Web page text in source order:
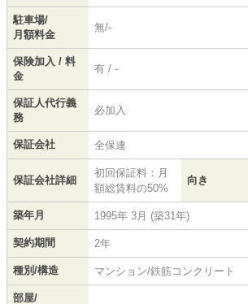
駐車場/
月額料金
無/-
保険加入 / 料
金
有 / -
保証人代行義
務
必加入
保証会社 全保連
保証会社詳細
初回保証料：月
額総賃料の50%
向き
築年月 1995年 3月 (築31年)
契約期間 2年
種別/構造 マンション/鉄筋コンクリート
部屋/